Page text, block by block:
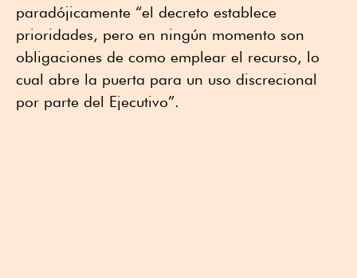
paradójicamente “el decreto establece
prioridades, pero en ningún momento son
obligaciones de como emplear el recurso, lo
cual abre la puerta para un uso discrecional
por parte del Ejecutivo”.